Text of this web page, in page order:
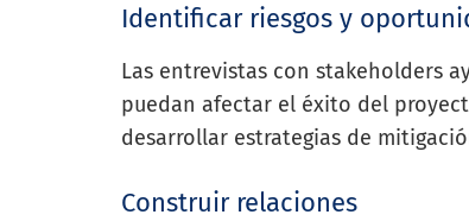
Identificar riesgos y
Las entrevistas con stakeholders
puedan afectar el éxito del
desarrollar estrategias de
Construir relaciones